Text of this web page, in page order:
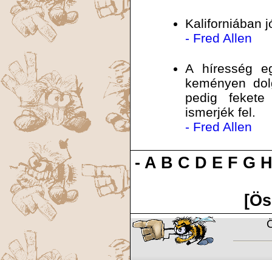
Kaliforniában
- Fred Allen
A híresség
keményen
pedig
ismerjék fel.
- Fred Allen
-A B C D E F G